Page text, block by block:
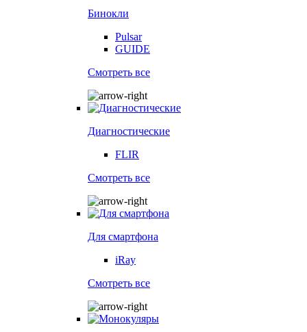
Бинокли
Pulsar
GUIDE
Смотреть все
Диагностические
FLIR
Смотреть все
Для смартфона
iRay
Смотреть все